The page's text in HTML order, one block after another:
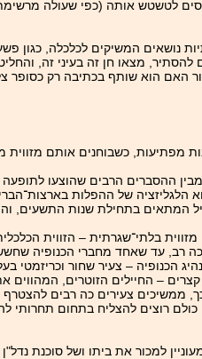
לטשטש אותה (כפי שעולה מרשימת
נושאים המשיקים לכלכלה, כגון
להסתיר, מצאו חן זה בעיני זה,
האם הוא שותף בכתיבה רק כסופר
מפתיעות, כשבוחנים אותם
ההסברים הרבים שהוצעו
המתאים בתחילת שנות התשעים,
בלתי־שגרתית – הזווית
כה רב, עד שאחד מחברי הכנופיה
הכנופיה – צעיר שחור וכריזמטי
– החיילים הזוטרים, המהווים
צעירים כה רבים להצטרף
כולם רוצים להצליח בתחום
למכור את ביתו ושל סוכנת